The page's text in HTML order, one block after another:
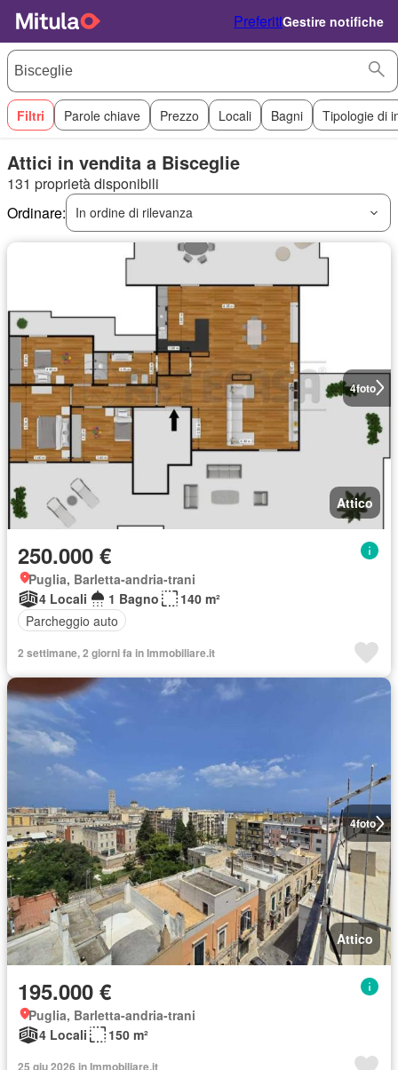
PreferitiGestire notifiche
Filtri Parole chiave Prezzo Locali Bagni Tipologie di
Attici in vendita a Bisceglie
131 proprietà disponibili
Ordinare:
In ordine di rilevanza
4foto
Attico
250.000 €
Puglia, Barletta-andria-trani
4 Locali
1 Bagno
140 m²
Parcheggio auto
2 settimane, 2 giorni fa in Immobiliare.it
4foto
Attico
195.000 €
Puglia, Barletta-andria-trani
4 Locali
150 m²
25 giu 2026 in Immobiliare.it